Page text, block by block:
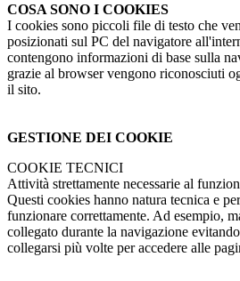
COSA SONO I COOKIES
I cookies sono piccoli file di testo che
posizionati sul PC del navigatore
contengono informazioni di base sulla
grazie al browser vengono riconosciuti
il sito.
GESTIONE DEI COOKIE
COOKIE TECNICI
Attività strettamente necessarie al
Questi cookies hanno natura tecnica e
funzionare correttamente. Ad esempio,
collegato durante la navigazione
collegarsi più volte per accedere alle